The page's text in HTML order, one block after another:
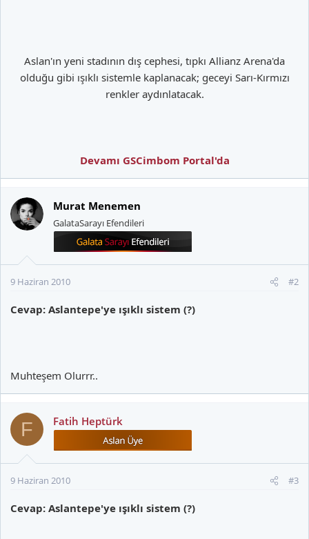
Aslan'ın yeni stadının dış cephesi, tıpkı Allianz Arena'da
olduğu gibi ışıklı sistemle kaplanacak; geceyi Sarı-Kırmızı
renkler aydınlatacak.
Devamı GSCimbom Portal'da
Murat Menemen
GalataSarayı Efendileri
9 Haziran 2010 #2
Cevap: Aslantepe'ye ışıklı sistem (?)
Muhteşem Olurrr..
F Fatih Heptürk
9 Haziran 2010 #3
Cevap: Aslantepe'ye ışıklı sistem (?)